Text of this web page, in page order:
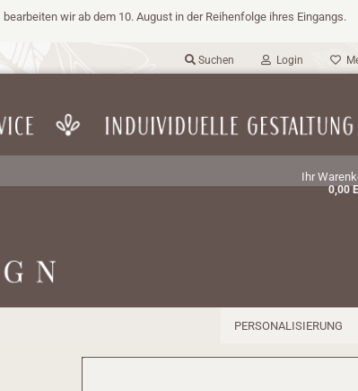
Suchen Login
Ihr
0,00
wir ab dem 10. August in der Reihenfolge ihres Eingangs.
PERSONALISIERUNG